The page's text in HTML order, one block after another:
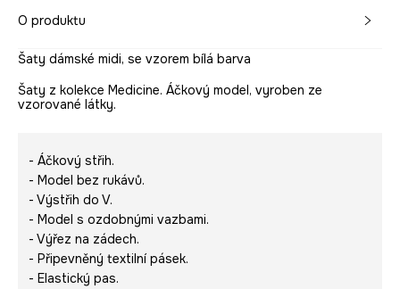
O produktu
Šaty dámské midi, se vzorem bílá barva
Šaty z kolekce Medicine. Áčkový model, vyroben ze
vzorované látky.
- Áčkový střih.
- Model bez rukávů.
- Výstřih do V.
- Model s ozdobnými vazbami.
- Výřez na zádech.
- Připevněný textilní pásek.
- Elastický pas.